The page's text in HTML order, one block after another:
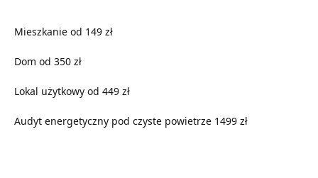
Mieszkanie od 149 zł
Dom od 350 zł
Lokal użytkowy od 449 zł
Audyt energetyczny pod czyste powietrze 1499 zł